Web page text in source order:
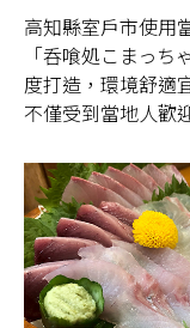
高知縣室戶市使用
「呑喰処こまっ
度打造，環境舒適
不僅受到當地人歡